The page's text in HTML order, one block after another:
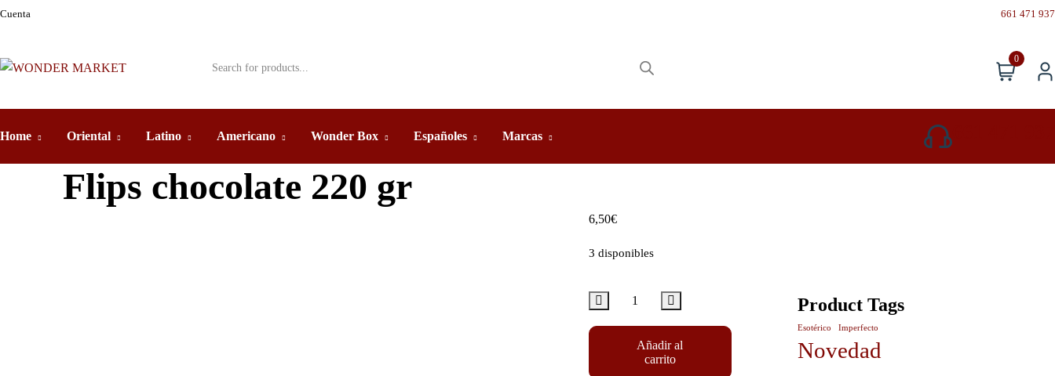
Cuenta 661 471 937
0
Home Oriental Latino Americano Wonder Box Españoles Marcas
Flips chocolate 220 gr
6,50€
3 disponibles
Añadir al
carrito
Product Tags
Esotérico Imperfecto
Novedad